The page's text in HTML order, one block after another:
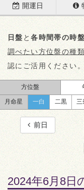
開運日
日盤 と各時間帯の時盤
調べたい方位盤の種
認にご活用ください。
方位盤
月命星 一白 二黒 三
前日
2024年6月8日